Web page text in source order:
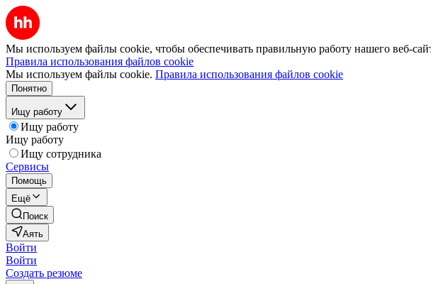
Мы используем файлы cookie, чтобы обеспечивать правильную работу нашего веб-
Правила использования файлов cookie
Мы используем файлы cookie. Правила использования файлов cookie
Понятно
Ищу работу
Ищу работу
Ищу работу
Ищу сотрудника
Сервисы
Помощь
Ещё
Поиск
Аять
Войти
Войти
Создать резюме